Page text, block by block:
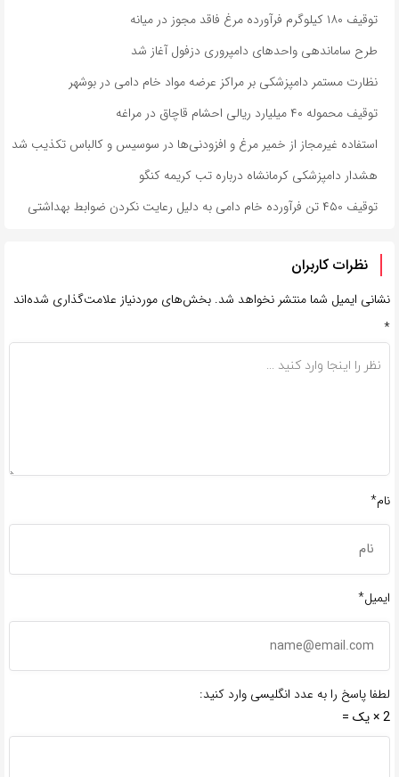
توقیف ۱۸۰ کیلوگرم فرآورده مرغ فاقد مجوز در میانه
طرح ساماندهی واحدهای دامپروری دزفول آغاز شد
نظارت مستمر دامپزشکی بر مراکز عرضه مواد خام دامی در بوشهر
توقیف محموله ۴۰ میلیارد ریالی احشام قاچاق در مراغه
استفاده غیرمجاز از خمیر مرغ و افزودنی‌ها در سوسیس و کالباس تکذیب شد
هشدار دامپزشکی کرمانشاه درباره تب کریمه کنگو
توقیف ۴۵۰ تن فرآورده خام دامی به دلیل رعایت نکردن ضوابط بهداشتی
نظرات کاربران
نشانی ایمیل شما منتشر نخواهد شد. بخش‌های موردنیاز علامت‌گذاری شده‌اند
*
نام*
ایمیل*
لطفا پاسخ را به عدد انگلیسی وارد کنید:
2 × یک =